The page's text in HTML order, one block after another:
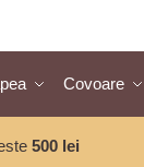
Covoare
500 lei